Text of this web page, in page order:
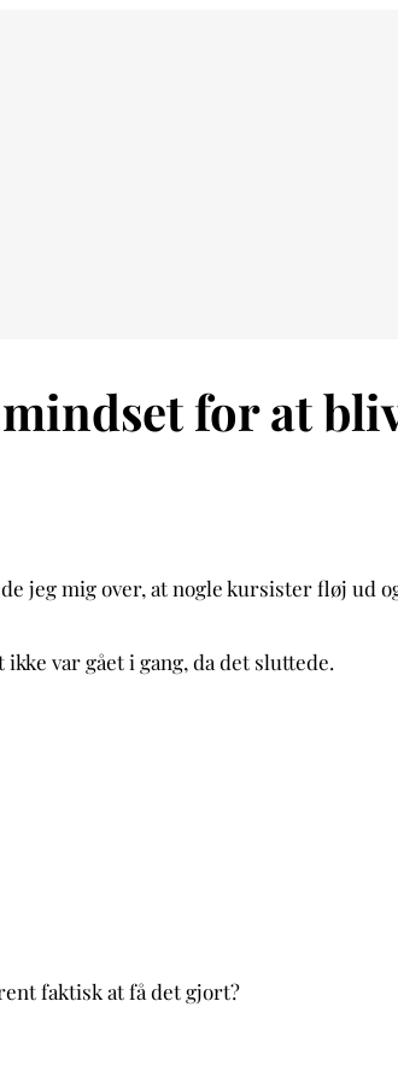
for at
jeg mig over, at nogle kursister fløj ud
var gået i gang, da det sluttede.
faktisk at få det gjort?